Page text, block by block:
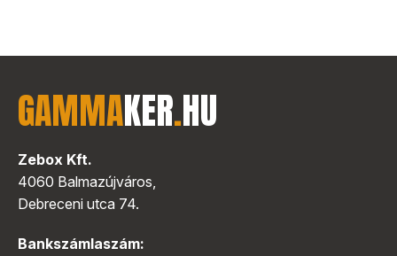
GAMMAKER.HU
Zebox Kft.
4060 Balmazújváros,
Debreceni utca 74.
Bankszámlaszám: